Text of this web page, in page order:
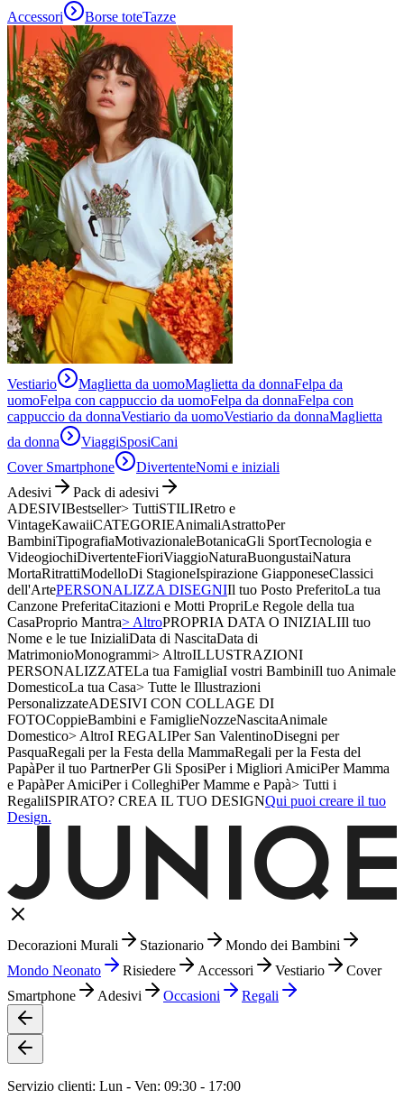
Accessori Borse toteTazze
Vestiario Maglietta da uomoMaglietta da donnaFelpa da
uomoFelpa con cappuccio da uomoFelpa da donnaFelpa con
cappuccio da donnaVestiario da uomoVestiario da donnaMaglietta
da donna
ViaggiSposiCani
Cover Smartphone
DivertenteNomi e iniziali
Adesivi
Pack di adesivi
ADESIVIBestseller> TuttiSTILIRetro e
VintageKawaiiCATEGORIEAnimaliAstrattoPer
BambiniTipografiaMotivazionaleBotanicaGli SportTecnologia e
VideogiochiDivertenteFioriViaggioNaturaBuongustaiNatura
MortaRitrattiModelloDi StagioneIspirazione GiapponeseClassici
dell'ArtePERSONALIZZA DISEGNIIl tuo Posto PreferitoLa tua
Canzone PreferitaCitazioni e Motti PropriLe Regole della tua
CasaProprio Mantra> AltroPROPRIA DATA O INIZIALIIl tuo
Nome e le tue InizialiData di NascitaData di
MatrimonioMonogrammi> AltroILLUSTRAZIONI
PERSONALIZZATELa tua FamigliaI vostri BambiniIl tuo Animale
DomesticoLa tua Casa> Tutte le Illustrazioni
PersonalizzateADESIVI CON COLLAGE DI
FOTOCoppieBambini e FamiglieNozzeNascitaAnimale
Domestico> AltroI REGALIPer San ValentinoDisegni per
PasquaRegali per la Festa della MammaRegali per la Festa del
PapàPer il tuo PartnerPer Gli SposiPer i Migliori AmiciPer Mamma
e PapàPer AmiciPer i ColleghiPer Mamme e Papà> Tutti i
RegaliISPIRATO? CREA IL TUO DESIGNQui puoi creare il tuo
Design.
Decorazioni Murali Stazionario
Mondo dei Bambini
Mondo Neonato
Risiedere Accessori Vestiario
Cover
Smartphone
Adesivi Occasioni Regali
Servizio clienti: Lun - Ven: 09:30 - 17:00